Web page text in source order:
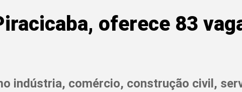
oferece 83
indústria, comércio, construção civil,